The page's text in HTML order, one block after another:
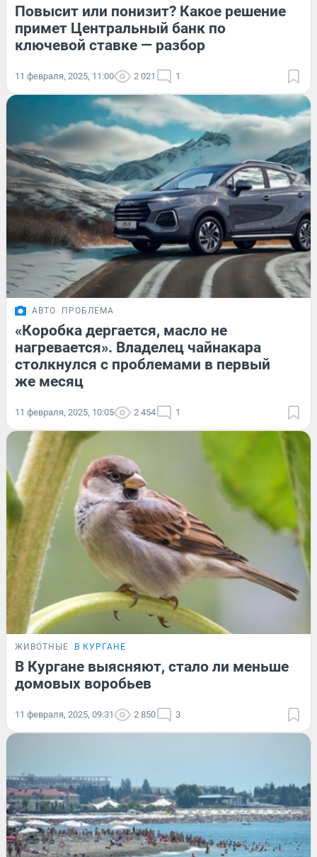
Повысит или понизит? Какое решение
примет Центральный банк по
ключевой ставке — разбор
11 февраля, 2025, 11:00 2 021 1
АВТО ПРОБЛЕМА
«Коробка дергается, масло не
нагревается». Владелец чайнакара
столкнулся с проблемами в первый
же месяц
11 февраля, 2025, 10:05 2 454 1
ЖИВОТНЫЕ В КУРГАНЕ
В Кургане выясняют, стало ли меньше
домовых воробьев
11 февраля, 2025, 09:31 2 850 3